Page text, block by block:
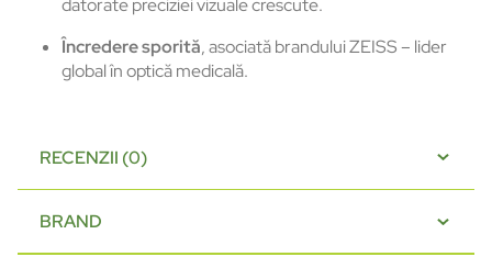
Încredere sporită, asociată brandului ZEISS – lider
global în optică medicală.
RECENZII (0)
BRAND